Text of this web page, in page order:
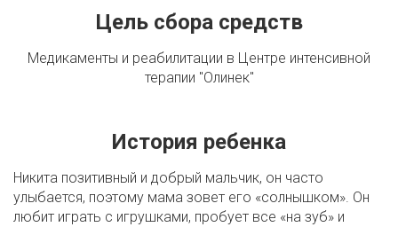
Цель сбора средств
Медикаменты и реабилитации в Центре интенсивной
терапии "Олинек"
История ребенка
Никита позитивный и добрый мальчик, он часто
улыбается, поэтому мама зовет его «солнышком». Он
любит играть с игрушками, пробует все «на зуб» и